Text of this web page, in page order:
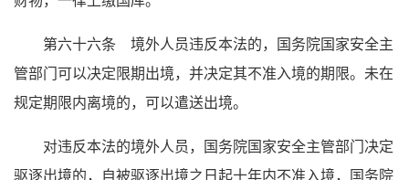
第六十六条 境外人员违反本法的，国务院国家安全主
管部门可以决定限期出境，并决定其不准入境的期限。未在
规定期限内离境的，可以遣送出境。
对违反本法的境外人员，国务院国家安全主管部门决定
驱逐出境的，自被驱逐出境之日起十年内不准入境，国务院